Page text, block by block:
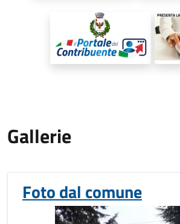
Gallerie
Foto dal comune